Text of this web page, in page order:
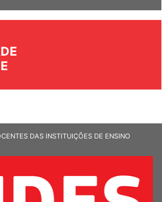
DAS INSTITUIÇÕES DE ENSINO